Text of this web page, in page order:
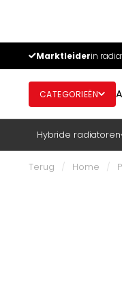
Marktleiderin
CATEGORIEËN
Hybride radiatoren
Terug / Home /